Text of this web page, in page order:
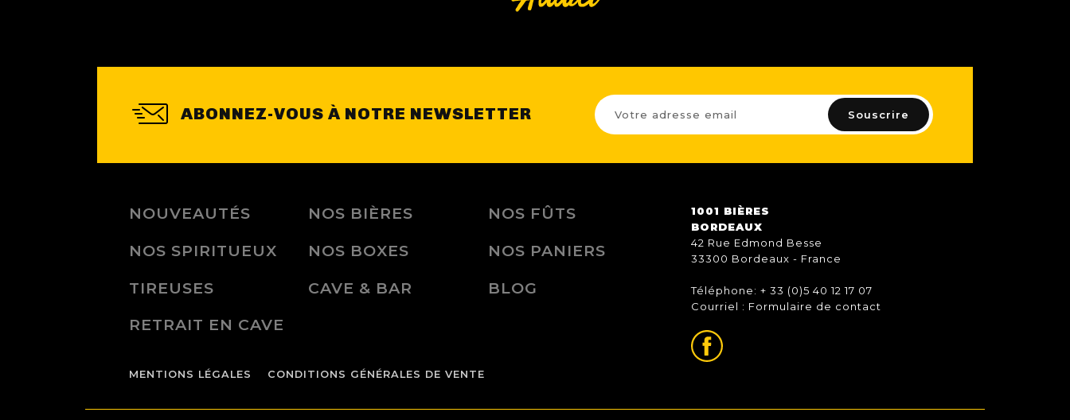
ABONNEZ-VOUS À NOTRE NEWSLETTER
NOUVEAUTÉS NOS BIÈRES
NOS FÛTS
NOS SPIRITUEUX
NOS BOXES
NOS PANIERS
TIREUSES
CAVE & BAR
BLOG
RETRAIT EN CAVE
1001 BIÈRES
BORDEAUX
42 Rue Edmond Besse
33300 Bordeaux - France
Téléphone: + 33 (0)5 40 12 17 07
Courriel : Formulaire de contact
MENTIONS LÉGALES CONDITIONS GÉNÉRALES DE VENTE